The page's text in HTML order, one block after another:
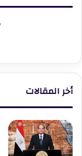
أخر المقالات